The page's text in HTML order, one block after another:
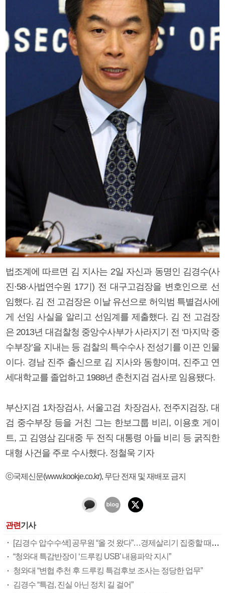
법조계에 따르면 김 지사는 2일 자신과 동명인 김경수(사
진·58·사법연수원 17기) 전 대구고검장을 변호인으로 선
임했다. 김 전 고검장은 이날 유선으로 허익범 특별검사에
게 선임 사실을 알리고 선임계를 제출했다. 김 전 고검장
은 2013년 대검찰청 중앙수사부가 사라지기 전 ‘마지막 중
수부장’을 지내는 등 검찰의 특수수사 전성기를 이끈 인물
이다. 경남 진주 출신으로 김 지사와 동향이며, 진주고 연
세대학교를 졸업하고 1988년 춘천지검 검사로 임용됐다.
부산지검 1차장검사, 서울고검 차장검사, 전주지검장, 대
검 중수부장 등을 거친 그는 한보그룹 비리, 이용호 게이
트, 고 김영삼 김대중 두 전직 대통령 아들 비리 등 굵직한
대형 사건을 주로 수사했다. 정철욱 기자
ⓒ국제신문(www.kookje.co.kr), 무단 전재 및 재배포 금지
관련기사
[김경수 압수수색] 공무원 “올 것 왔다”…경제살리기 집중할 때 도정 타격 우려
“청와대 특감반장이 ‘드루킹 USB’ 내용파악 지시”
청와대 “변협 추천 후 드루킹 특검후보 조사는 정당한 업무”
김경수 “특검, 진실 아닌 정치 길 걸어”